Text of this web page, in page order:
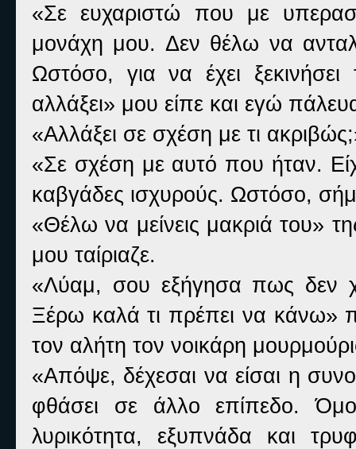
«Σε ευχαριστώ που με
μονάχη μου. Δεν θέλω να
Ωστόσο, για να έχει
αλλάξει» μου είπε και εγώ
«Αλλάξει σε σχέση με τι
«Σε σχέση με αυτό που ήταν.
καβγάδες ισχυρούς. Ωστόσο,
«Θέλω να μείνεις μακριά του»
μου ταίριαζε.
«Λύαμ, σου εξήγησα πως δεν
Ξέρω καλά τι πρέπει να κάνω»
τον αλήτη τον νοικάρη
«Απόψε, δέχεσαι να είσαι η
φθάσει σε άλλο επίπεδο.
λυρικότητα, εξυπνάδα και